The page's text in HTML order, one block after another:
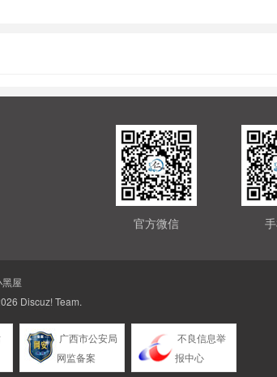
官方微信
屋
Discuz! Team.
广西市公安局
网监备案
不良信息举
报中心